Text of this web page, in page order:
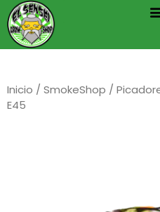
al
contenido
Inicio / SmokeShop /
E45